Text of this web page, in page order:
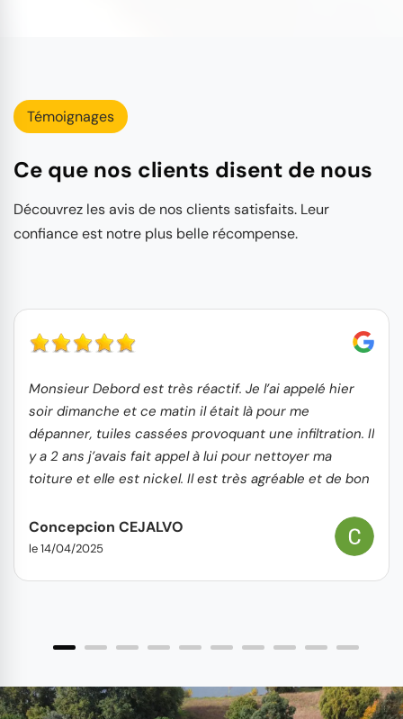
Témoignages
Ce que nos clients disent de nous
Découvrez les avis de nos clients satisfaits. Leur
confiance est notre plus belle récompense.
Monsieur Debord est très réactif. Je l’ai appelé hier
soir dimanche et ce matin il était là pour me
dépanner, tuiles cassées provoquant une infiltration. Il
y a 2 ans j’avais fait appel à lui pour nettoyer ma
toiture et elle est nickel. Il est très agréable et de bon
Concepcion CEJALVO
le 14/04/2025